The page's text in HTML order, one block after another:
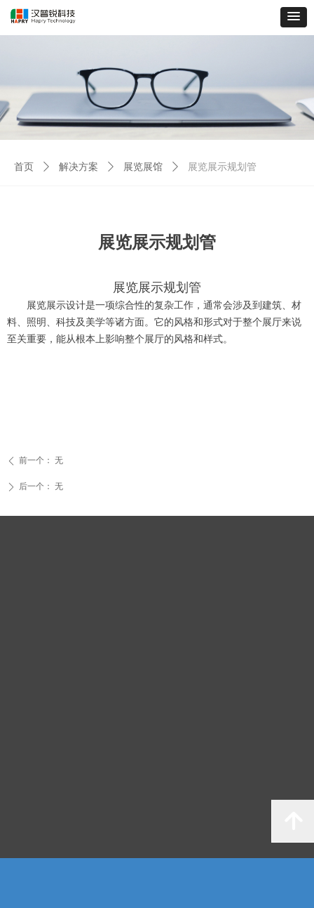
展览展示规划管
展览展示规划管
展览展示设计是一项综合性的复杂工作，通常会涉及到建筑、材
料、照明、科技及美学等诸方面。它的风格和形式对于整个展厅来说
至关重要，能从根本上影响整个展厅的风格和样式。
首页 ꄲ 解决方案 ꄲ 展览展馆 ꄲ 展览展示规划管
ꄴ 前一个： 无
ꄲ 后一个： 无